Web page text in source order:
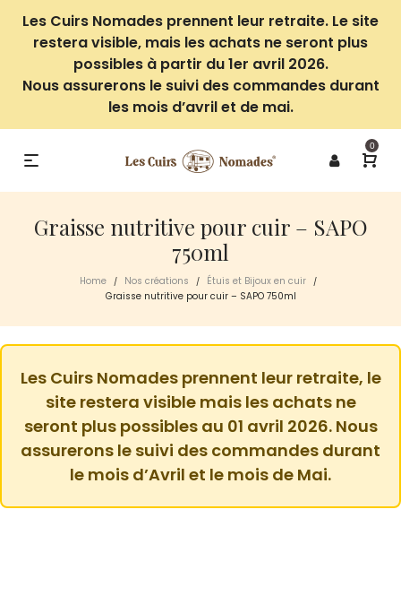
Les Cuirs Nomades prennent leur retraite. Le site
restera visible, mais les achats ne seront plus
possibles à partir du 1er avril 2026.
Nous assurerons le suivi des commandes durant
les mois d’avril et de mai.
0
Graisse nutritive pour cuir – SAPO
750ml
Home / Nos créations / Étuis et Bijoux en cuir /
Graisse nutritive pour cuir – SAPO 750ml
Les Cuirs Nomades prennent leur retraite, le
site restera visible mais les achats ne
seront plus possibles au 01 avril 2026. Nous
assurerons le suivi des commandes durant
le mois d’Avril et le mois de Mai.